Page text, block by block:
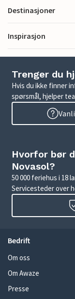
Destinasjoner
Inspirasjon
Trenger du
Hvis du ikke finner
spørsmål, hjelper
Hvorfor bør
Novasol?
50 000 feriehus i 18
Servicesteder over
Bedrift
Om oss
Om Awaze
Presse